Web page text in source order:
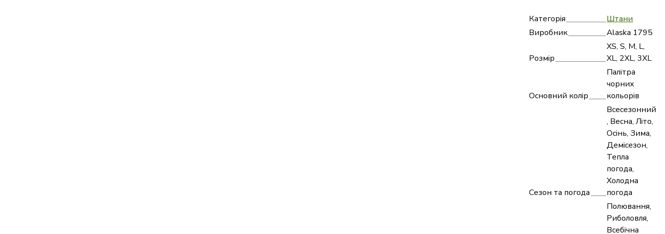
Категорія
Штани
Виробник
Alaska 1795
Розмір
XS, S, M, L,
XL, 2XL, 3XL
Основний колір
Палітра
чорних
кольорів
Сезон та погода
Всесезонний
, Весна, Літо,
Осінь, Зима,
Демісезон,
Тепла
погода,
Холодна
погода
Полювання,
Риболовля,
Всебічна